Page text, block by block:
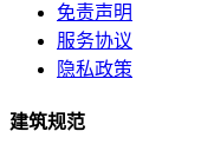
免责声明
服务协议
隐私政策
建筑规范